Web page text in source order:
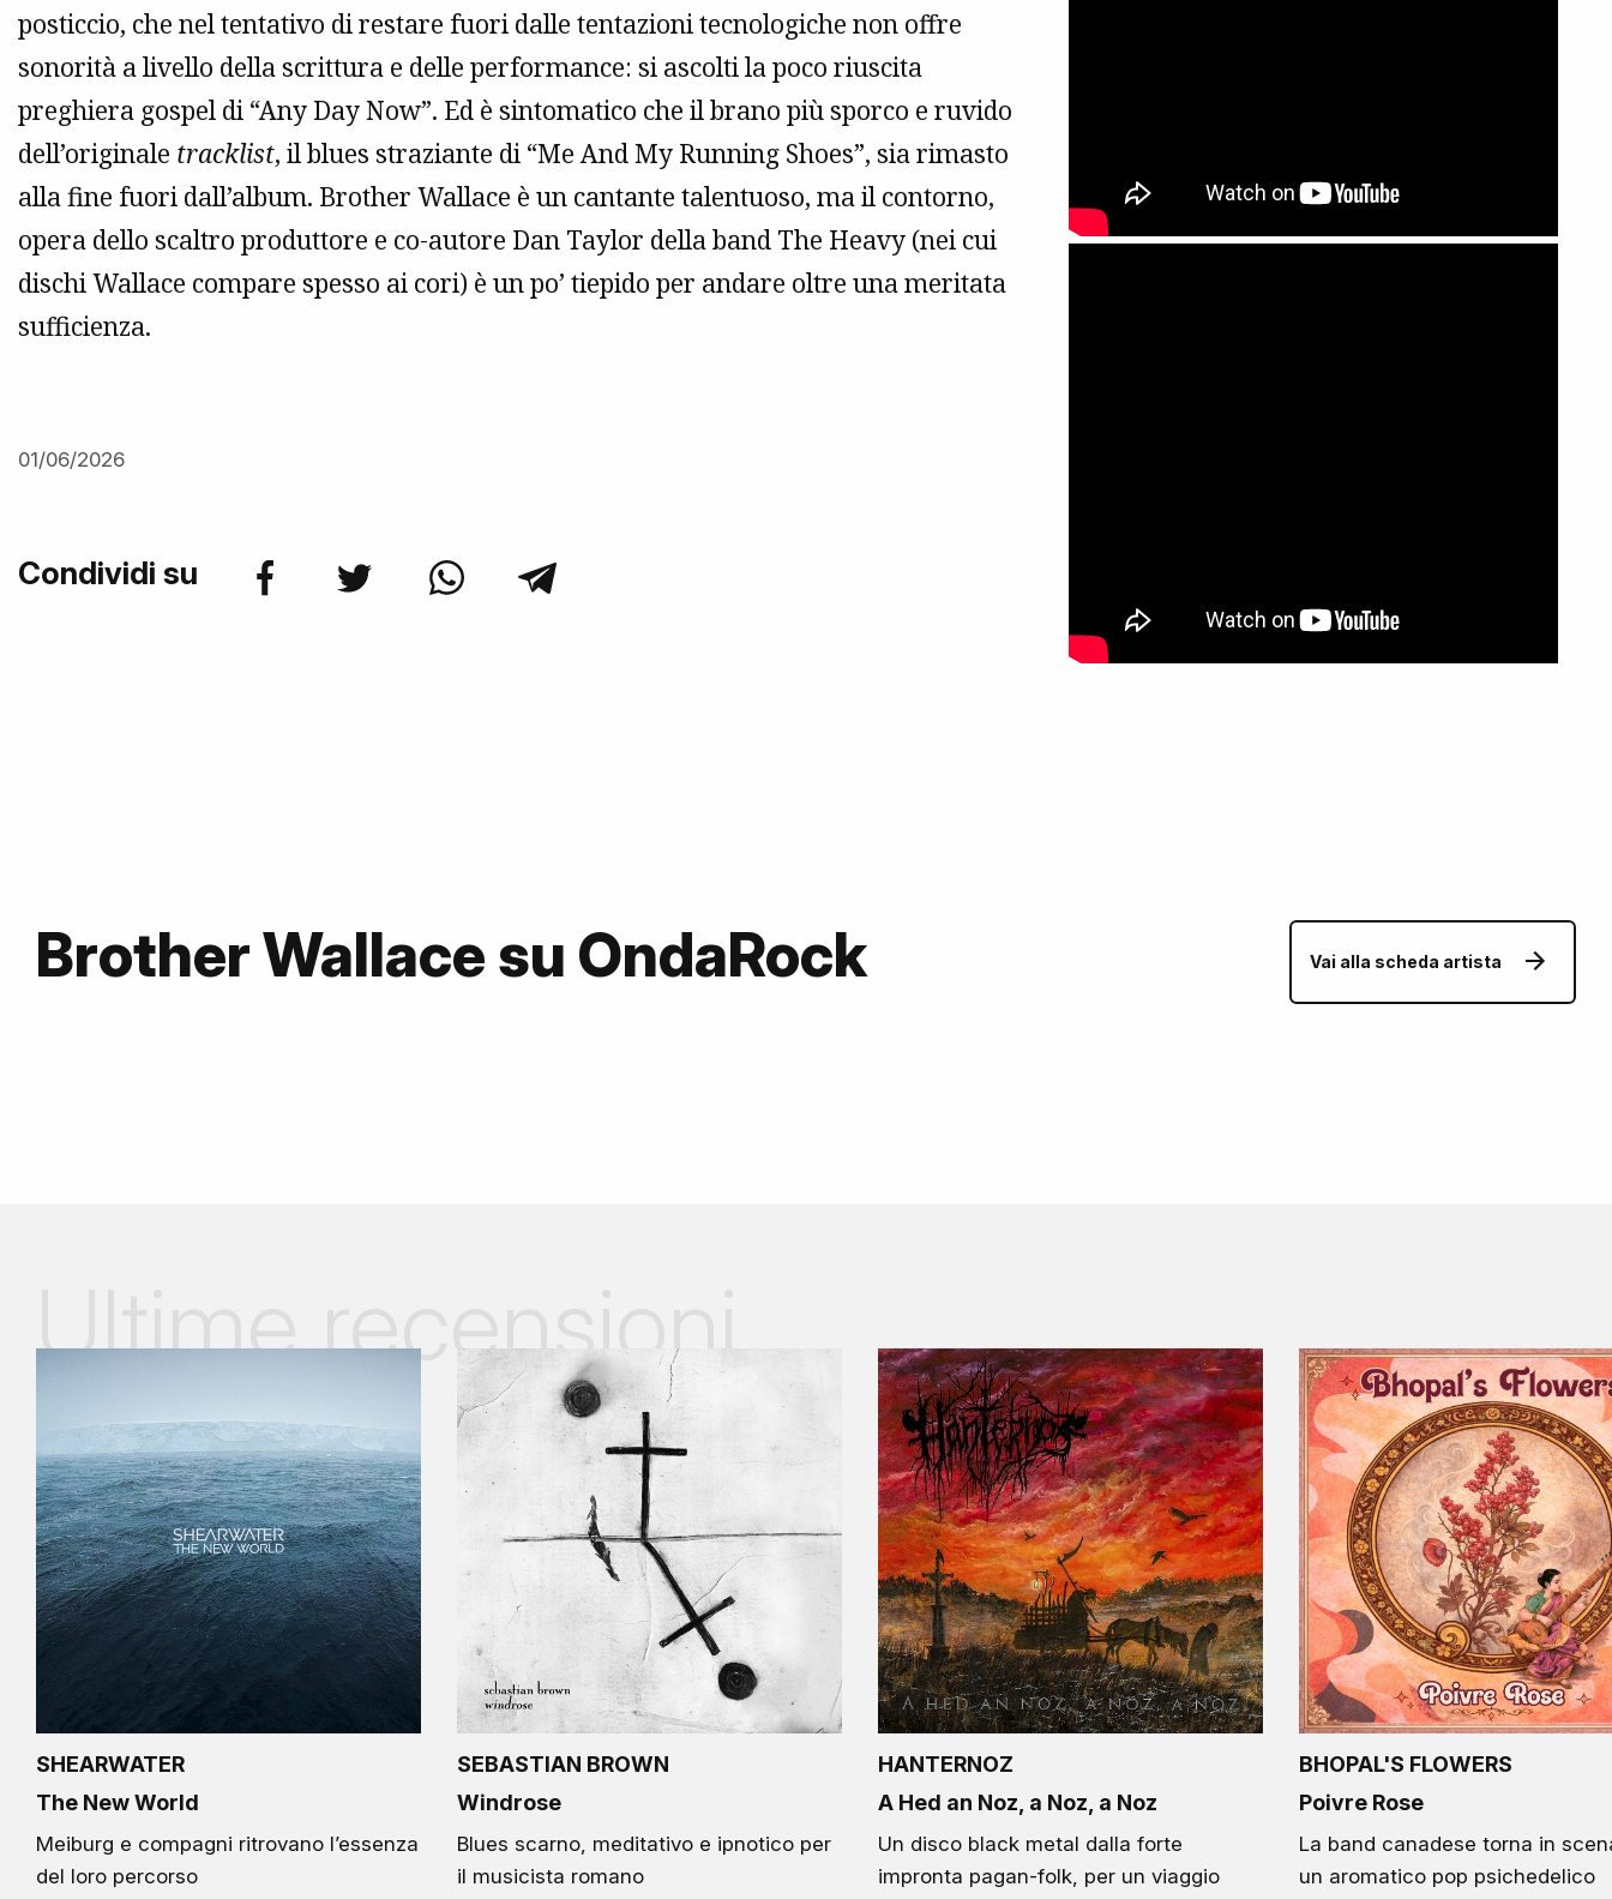
posticcio, che nel tentativo di restare fuori dalle tentazioni tecnologiche non offre
sonorità a livello della scrittura e delle performance: si ascolti la poco riuscita
preghiera gospel di “Any Day Now”. Ed è sintomatico che il brano più sporco e ruvido
dell’originale tracklist, il blues straziante di “Me And My Running Shoes”, sia rimasto
alla fine fuori dall’album. Brother Wallace è un cantante talentuoso, ma il contorno,
opera dello scaltro produttore e co-autore Dan Taylor della band The Heavy (nei cui
dischi Wallace compare spesso ai cori) è un po’ tiepido per andare oltre una meritata
sufficienza.
01/06/2026
Condividi su
Brother Wallace su OndaRock Vai alla scheda artista
Ultime recensioni
SHEARWATER
The New World
Meiburg e compagni ritrovano l’essenza
del loro percorso
SEBASTIAN BROWN
Windrose
Blues scarno, meditativo e ipnotico per
il musicista romano
HANTERNOZ
A Hed an Noz, a Noz, a Noz
Un disco black metal dalla forte
impronta pagan-folk, per un viaggio
BHOPAL'S FLOWERS
Poivre Rose
La band canadese torna in
un aromatico pop psichedelico